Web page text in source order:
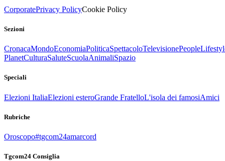
CorporatePrivacy PolicyCookie Policy
Sezioni
CronacaMondoEconomiaPoliticaSpettacoloTelevisionePeople
PlanetCulturaSaluteScuolaAnimaliSpazio
Speciali
Elezioni ItaliaElezioni esteroGrande FratelloL'isola dei famosiAmici
Rubriche
Oroscopo#tgcom24amarcord
Tgcom24 Consiglia